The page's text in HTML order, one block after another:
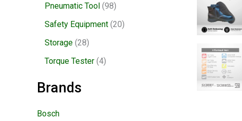
Pneumatic Tool 98
Safety Equipment 20
Storage 28
Torque Tester 4
Brands
Bosch